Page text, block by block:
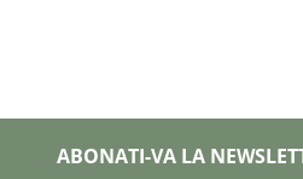
ABONATI-VA LA